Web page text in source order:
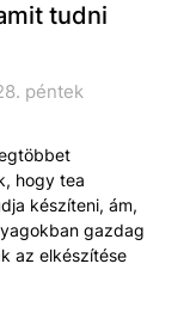
tudni
péntek
hogy tea
készíteni, ám,
gazdag
az elkészítése